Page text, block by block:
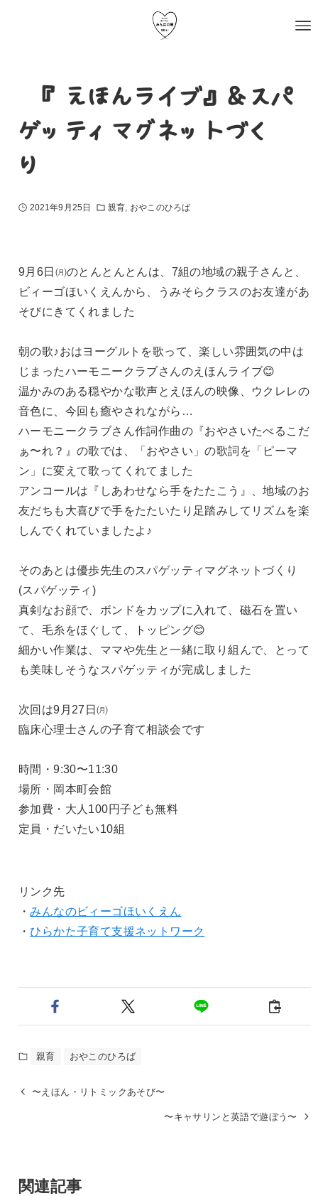
〜『えほんライブ』＆スパ
ゲッティマグネットづく
り〜
2021年9月25日 親育 おやこのひろば
9月6日㈪のとんとんとんは、7組の地域の親子さんと、
ビィーゴほいくえんから、うみそらクラスのお友達があ
そびにきてくれました
朝の歌♪おはヨーグルトを歌って、楽しい雰囲気の中は
じまったハーモニークラブさんのえほんライブ😊
温かみのある穏やかな歌声とえほんの映像、ウクレレの
音色に、今回も癒やされながら…
ハーモニークラブさん作詞作曲の『おやさいたべるこだ
ぁ〜れ？』の歌では、「おやさい」の歌詞を「ピーマ
ン」に変えて歌ってくれてました
アンコールは『しあわせなら手をたたこう』、地域のお
友だちも大喜びで手をたたいたり足踏みしてリズムを楽
しんでくれていましたよ♪
そのあとは優歩先生のスパゲッティマグネットづくり
(スパゲッティ)
真剣なお顔で、ボンドをカップに入れて、磁石を置い
て、毛糸をほぐして、トッピング😊
細かい作業は、ママや先生と一緒に取り組んで、とって
も美味しそうなスパゲッティが完成しました
次回は9月27日㈪
臨床心理士さんの子育て相談会です
時間・9:30〜11:30
場所・岡本町会館
参加費・大人100円子ども無料
定員・だいたい10組
リンク先
・みんなのビィーゴほいくえん
・ひらかた子育て支援ネットワーク
親育 おやこのひろば
〜えほん・リトミックあそび〜
〜キャサリンと英語で遊ぼう〜
関連記事